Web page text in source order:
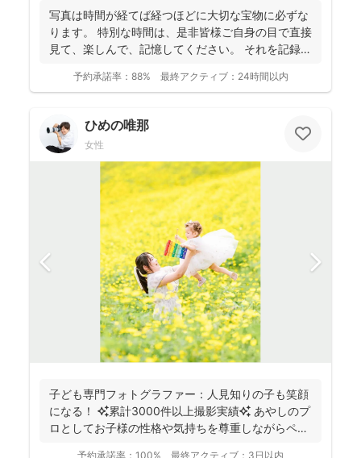
写真は時間が経てば経つほどに大切な宝物に必ずな
ります。 特別な時間は、是非皆様ご自身の目で直接
見て、楽しんで、記憶してください。 それを記録す
予約承諾率： 88% 最終アクティブ： 24時間以内
ひめの唯那
女性
子ども専門フォトグラファー：人見知りの子も笑顔
になる！ ✨累計3000件以上撮影実績✨ あやしのプ
ロとしてお子様の性格や気持ちを尊重しながらペー
予約承諾率： 100% 最終アクティブ： 3日以内